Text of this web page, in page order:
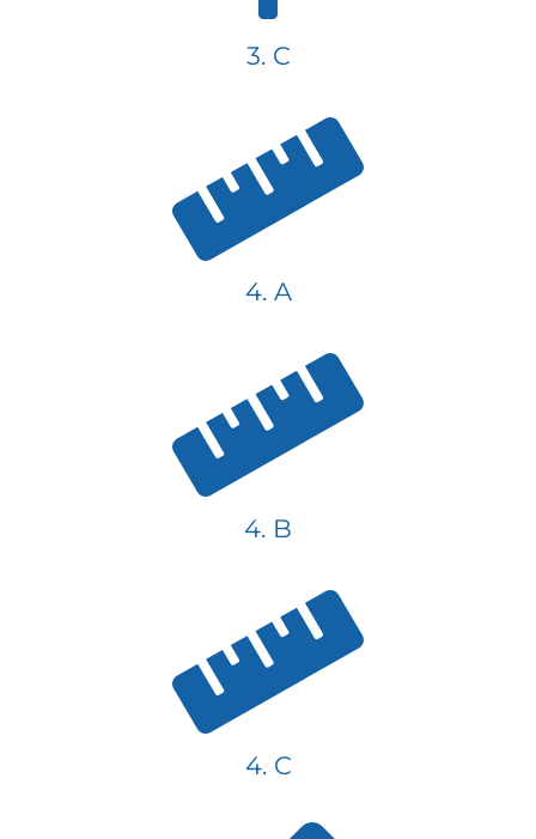
3. C
4. A
4. B
4. C